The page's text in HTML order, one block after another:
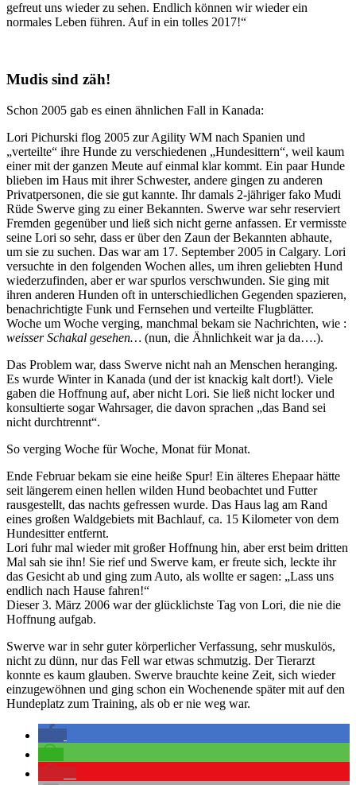
gefreut uns wieder zu sehen. Endlich können wir wieder ein
normales Leben führen. Auf in ein tolles 2017!“
Mudis sind zäh!
Schon 2005 gab es einen ähnlichen Fall in Kanada:
Lori Pichurski flog 2005 zur Agility WM nach Spanien und
„verteilte“ ihre Hunde zu verschiedenen „Hundesittern“, weil kaum
einer mit der ganzen Meute auf einmal klar kommt. Ein paar Hunde
blieben im Haus mit ihrer Schwester, andere gingen zu anderen
Privatpersonen, die sie gut kannte. Ihr damals 2-jähriger fako Mudi
Rüde Swerve ging zu einer Bekannten. Swerve war sehr reserviert
Fremden gegenüber und ließ sich nicht gerne anfassen. Er vermisste
seine Lori so sehr, dass er über den Zaun der Bekannten abhaute,
um sie zu suchen. Das war am 17. September 2005 in Calgary. Lori
versuchte in den folgenden Wochen alles, um ihren geliebten Hund
wiederzufinden, aber er war spurlos verschwunden. Sie ging mit
ihren anderen Hunden oft in unterschiedlichen Gegenden spazieren,
benachrichtigte Funk und Fernsehen und verteilte Flugblätter.
Woche um Woche verging, manchmal bekam sie Nachrichten, wie :
weisser Schakal gesehen… (nun, die Ähnlichkeit war ja da….).
Das Problem war, dass Swerve nicht nah an Menschen heranging.
Es wurde Winter in Kanada (und der ist knackig kalt dort!). Viele
gaben die Hoffnung auf, aber nicht Lori. Sie ließ nicht locker und
konsultierte sogar Wahrsager, die davon sprachen „das Band sei
nicht durchtrennt“.
So verging Woche für Woche, Monat für Monat.
Ende Februar bekam sie eine heiße Spur! Ein älteres Ehepaar hätte
seit längerem einen hellen wilden Hund beobachtet und Futter
rausgestellt, das nachts gefressen wurde. Das Haus lag am Rand
eines großen Waldgebiets mit Bachlauf, ca. 15 Kilometer von dem
Hundesitter entfernt.
Lori fuhr mal wieder mit großer Hoffnung hin, aber erst beim dritten
Mal sah sie ihn! Sie rief und Swerve kam, er freute sich, leckte ihr
das Gesicht ab und ging zum Auto, als wollte er sagen: „Lass uns
endlich nach Hause fahren!“
Dieser 3. März 2006 war der glücklichste Tag von Lori, die nie die
Hoffnung aufgab.
Swerve war in sehr guter körperlicher Verfassung, sehr muskulös,
nicht zu dünn, nur das Fell war etwas schmutzig. Der Tierarzt
konnte es kaum glauben. Swerve brauchte keine Zeit, sich wieder
einzugewöhnen und ging schon ein Wochenende später mit auf den
Hundeplatz zum Training, als ob er nie weg war.